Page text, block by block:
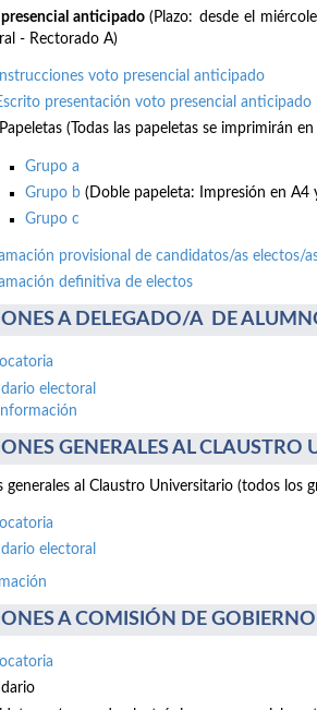
anticipado(Plazo: desde el
- Rectorado A)
Instrucciones voto presencial anticipado
presentación voto presencial anticipado
Papeletas (Todas las papeletas se imprimirán
Grupo a
Grupo b (Doble papeleta: Impresión en
Grupo c
provisional de candidatos/as electos/
definitiva de electos
A DELEGADO/A DE
electoral
GENERALES AL
generales al Claustro Universitario (todos los
electoral
A COMISIÓN DE